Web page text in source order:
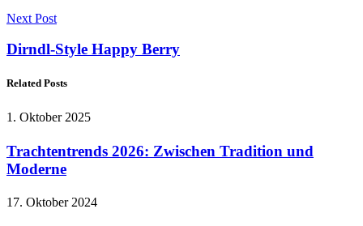
Next Post
Dirndl-Style Happy Berry
Related Posts
1. Oktober 2025
Trachtentrends 2026: Zwischen Tradition und
Moderne
17. Oktober 2024